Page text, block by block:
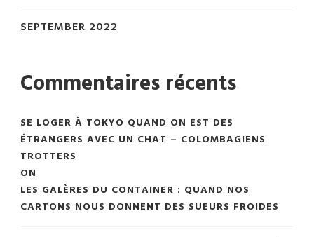
SEPTEMBER 2022
Commentaires récents
SE LOGER À TOKYO QUAND ON EST DES
ÉTRANGERS AVEC UN CHAT – COLOMBAGIENS
TROTTERS
ON
LES GALÈRES DU CONTAINER : QUAND NOS
CARTONS NOUS DONNENT DES SUEURS FROIDES